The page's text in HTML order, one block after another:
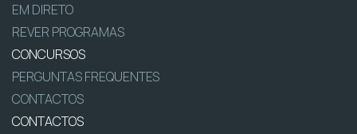
EM DIRETO
REVER PROGRAMAS
CONCURSOS
PERGUNTAS FREQUENTES
CONTACTOS
CONTACTOS